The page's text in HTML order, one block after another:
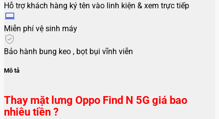
Hỗ trợ khách hàng ký tên vào linh kiện & xem trực tiếp
Miễn phí vệ sinh máy
Bảo hành bung keo , bọt bụi vĩnh viễn
Mô tả
Thay mặt lưng Oppo Find N 5G giá bao
nhiêu tiền ?